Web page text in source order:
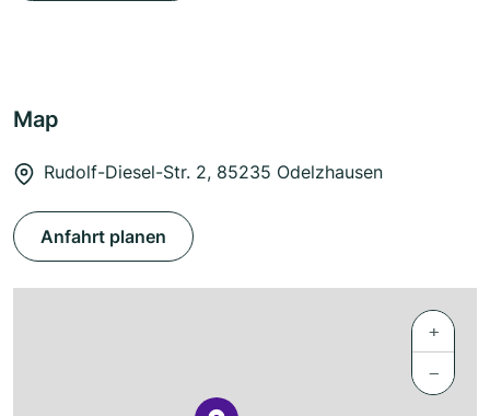
Map
Rudolf-Diesel-Str. 2, 85235 Odelzhausen
Anfahrt planen
+
−